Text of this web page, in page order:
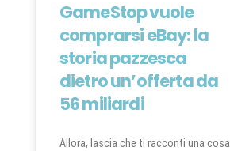
GameStop vuole
comprarsi eBay: la
storia pazzesca
dietro un’offerta da
56 miliardi
Allora, lascia che ti racconti una cosa